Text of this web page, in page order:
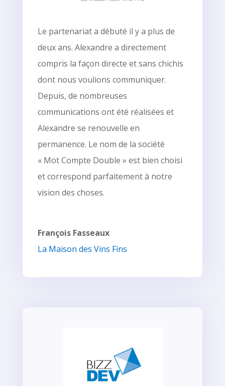
Le partenariat a débuté il y a plus de
deux ans. Alexandre a directement
compris la façon directe et sans chichis
dont nous voulions communiquer.
Depuis, de nombreuses
communications ont été réalisées et
Alexandre se renouvelle en
permanence. Le nom de la société
« Mot Compte Double » est bien choisi
et correspond parfaitement à notre
vision des choses.
François Fasseaux
La Maison des Vins Fins